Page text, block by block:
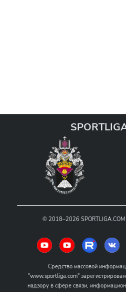
© 2018–2026 SPORTLIGA.COM
Средство массовой
"www.sportliga.com"
надзору в сфере связи,